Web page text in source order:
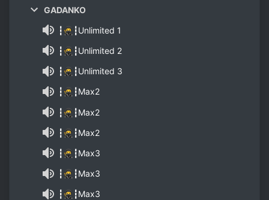
GADANKO
┇🥷┇Unlimited 1
┇🥷┇Unlimited 2
┇🥷┇Unlimited 3
┇🥷┇Max2
┇🥷┇Max2
┇🥷┇Max2
┇🥷┇Max3
┇🥷┇Max3
┇🥷┇Max3